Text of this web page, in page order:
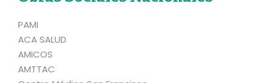
PAMI
ACA SALUD
AMICOS
AMTTAC